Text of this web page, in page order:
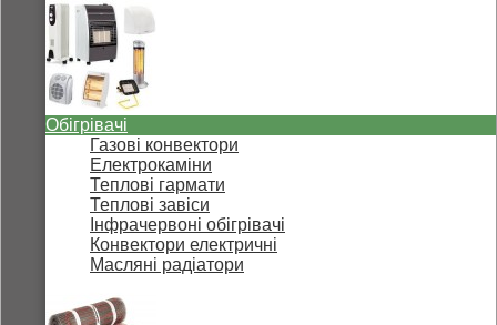
Обігрівачі
Газові конвектори
Електрокаміни
Теплові гармати
Теплові завіси
Інфрачервоні обігрівачі
Конвектори електричні
Масляні радіатори